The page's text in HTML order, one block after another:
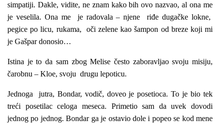
simpatiji. Dakle, vidite, ne znam kako bih ovo nazvao, al ona me
je veselila. Ona me je radovala – njene riđe dugačke lokne,
pegice po licu, rukama, oči zelene kao šampon od breze koji mi
je Gašpar donosio…
Istina je to da sam zbog Melise često zaboravljao svoju misiju,
čarobnu – Kloe, svoju drugu lepoticu.
Jednoga jutra, Bondar, vodič, doveo je posetioca. To je bio tek
treći posetilac celoga meseca. Primetio sam da uvek dovodi
jednog po jednog. Bondar ga je ostavio dole i popeo se kod mene